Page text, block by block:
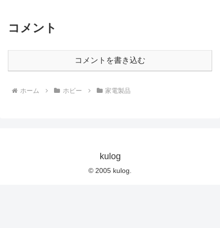
コメント
コメントを書き込む
ホーム ホビー 家電製品
kulog
© 2005 kulog.